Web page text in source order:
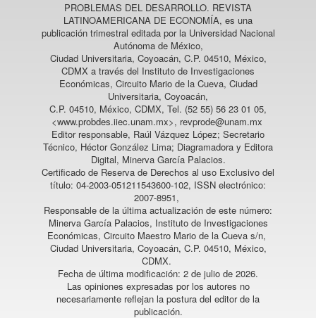
PROBLEMAS DEL DESARROLLO. REVISTA
LATINOAMERICANA DE ECONOMÍA, es una
publicación trimestral editada por la Universidad Nacional
Autónoma de México,
Ciudad Universitaria, Coyoacán, C.P. 04510, México,
CDMX a través del Instituto de Investigaciones
Económicas, Circuito Mario de la Cueva, Ciudad
Universitaria, Coyoacán,
C.P. 04510, México, CDMX, Tel. (52 55) 56 23 01 05,
<www.probdes.iiec.unam.mx>, revprode@unam.mx
Editor responsable, Raúl Vázquez López; Secretario
Técnico, Héctor González Lima; Diagramadora y Editora
Digital, Minerva García Palacios.
Certificado de Reserva de Derechos al uso Exclusivo del
título: 04-2003-051211543600-102, ISSN electrónico:
2007-8951,
Responsable de la última actualización de este número:
Minerva García Palacios, Instituto de Investigaciones
Económicas, Circuito Maestro Mario de la Cueva s/n,
Ciudad Universitaria, Coyoacán, C.P. 04510, México,
CDMX.
Fecha de última modificación: 2 de julio de 2026.
Las opiniones expresadas por los autores no
necesariamente reflejan la postura del editor de la
publicación.